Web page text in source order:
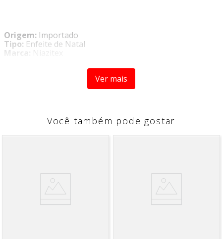
Origem: Importado
Tipo: Enfeite de Natal
Marca:
Niazitex
Se vocêestá em busca de produtos com ótimo
acabamento, durabilidade e qualidade, encontrou. A
NIAZITEX disponibiliza para você uma extensa linha de
residência, uma empresa, uma loja e etc.
Decore e deixe a sua casa ainda mais charmosa para as
CARACTERÍSTICAS
- Possui 4 peças
Ver mais
Você também pode gostar